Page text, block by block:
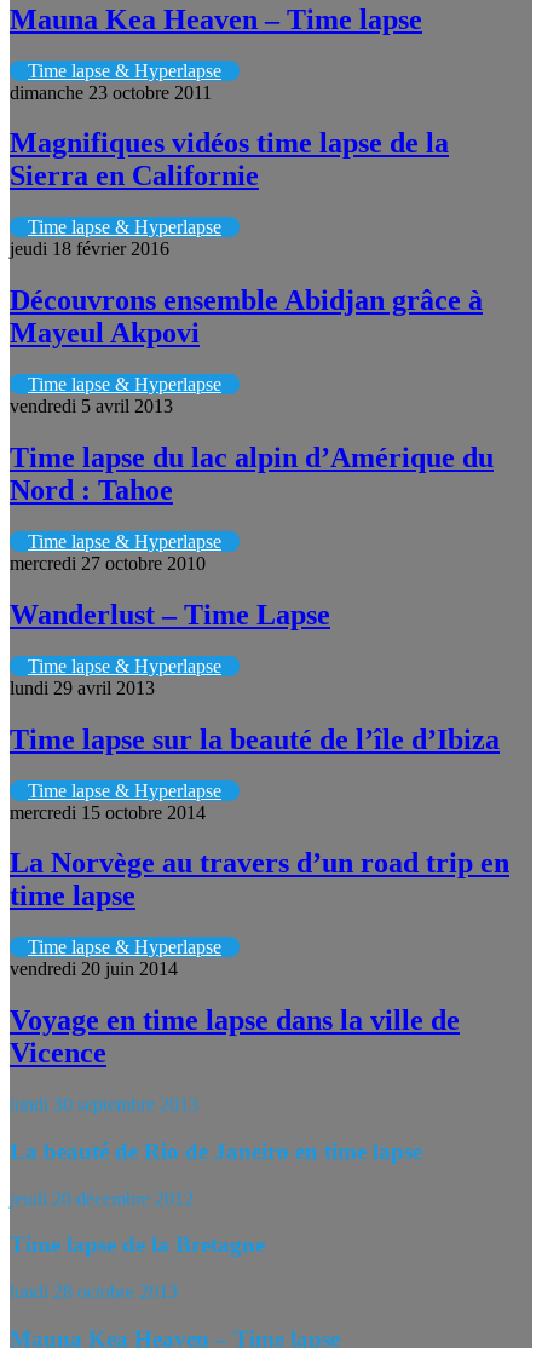
Mauna Kea Heaven – Time lapse
Time lapse & Hyperlapse
dimanche 23 octobre 2011
Magnifiques vidéos time lapse de la
Sierra en Californie
Time lapse & Hyperlapse
jeudi 18 février 2016
Découvrons ensemble Abidjan grâce à
Mayeul Akpovi
Time lapse & Hyperlapse
vendredi 5 avril 2013
Time lapse du lac alpin d’Amérique du
Nord : Tahoe
Time lapse & Hyperlapse
mercredi 27 octobre 2010
Wanderlust – Time Lapse
Time lapse & Hyperlapse
lundi 29 avril 2013
Time lapse sur la beauté de l’île d’Ibiza
Time lapse & Hyperlapse
mercredi 15 octobre 2014
La Norvège au travers d’un road trip en
time lapse
Time lapse & Hyperlapse
vendredi 20 juin 2014
Voyage en time lapse dans la ville de
Vicence
lundi 30 septembre 2013
La beauté de Rio de Janeiro en time lapse
jeudi 20 décembre 2012
Time lapse de la Bretagne
lundi 28 octobre 2013
Mauna Kea Heaven – Time lapse